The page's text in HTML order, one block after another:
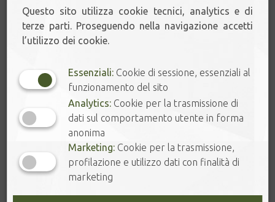
BARATTOLO – TREE
green
11,00€
BARATTOLO –
PICCOLO FIORE
Questo sito utilizza cookie tecnici, analytics e di
terze parti. Proseguendo nella navigazione accetti
l’utilizzo dei cookie.
Essenziali: Cookie di sessione, essenziali al
funzionamento del sito
Analytics: Cookie per la trasmissione di
dati sul comportamento utente in forma
anonima
Marketing: Cookie per la trasmissione,
profilazione e utilizzo dati con finalità di
marketing